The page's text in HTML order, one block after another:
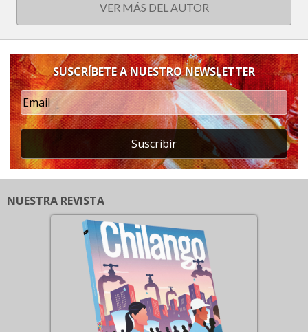
VER MÁS DEL AUTOR
SUSCRÍBETE A NUESTRO NEWSLETTER
Suscribir
NUESTRA REVISTA